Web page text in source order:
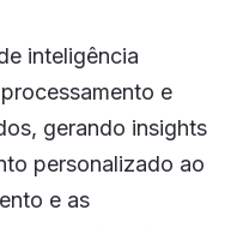
inteligência
e
gerando insights
personalizado ao
e as